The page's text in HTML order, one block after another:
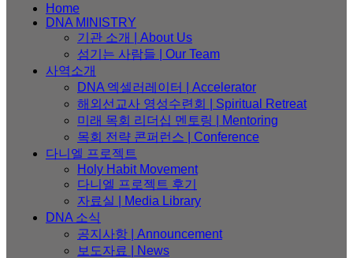
Home
DNA MINISTRY
기관 소개 | About Us
섬기는 사람들 | Our Team
사역소개
DNA 엑셀러레이터​ | Accelerator
해외선교사 영성수련회 | Spiritual Retreat
미래 목회 리더십 멘토링 | Mentoring
목회 전략 콘퍼런스 | Conference
다니엘 프로젝트
Holy Habit Movement
다니엘 프로젝트 후기
자료실 | Media Library
DNA 소식
공지사항 | Announcement
보도자료 | News